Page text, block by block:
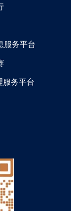
服务平台
服务平台